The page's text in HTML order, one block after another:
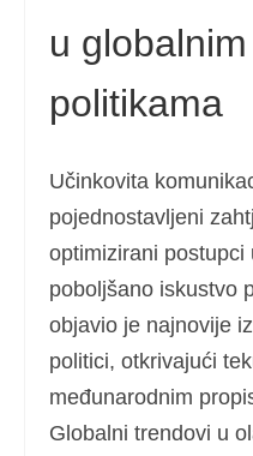
u
politikama
Učinkovita
pojednostavljeni
optimizirani
poboljšano iskustvo
objavio je najnovije
politici, otkrivajući
međunarodnim
Globalni trendovi u